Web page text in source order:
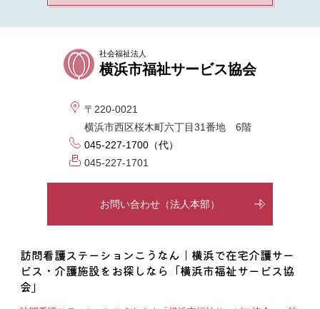
社会福祉法人
横浜市福祉サービス協会
〒220-0021
横浜市西区桜木町六丁目31番地 6階
045-227-1700（代）
045-227-1701
お問い合わせ（法人本部）
訪問看護ステーションこうなん｜横浜で在宅介護サー
ビス・介護施設をお探しなら「横浜市福祉サービス協
会」